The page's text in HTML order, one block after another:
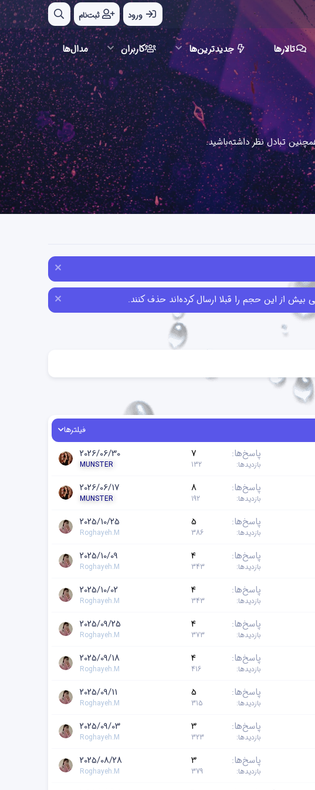
ورود ثبت‌نام
تالارها جدیدترین‌ها کاربران مدال‌ها
تبادل نظر داشته‌باشید.
فیلترها
پاسخ‌ها 7
بازدیدها 132
2026/06/30
MUNSTER
پاسخ‌ها 8
بازدیدها 192
2026/06/17
MUNSTER
پاسخ‌ها 5
بازدیدها 386
2025/10/25
Roghayeh.M
پاسخ‌ها 4
بازدیدها 343
2025/10/09
Roghayeh.M
پاسخ‌ها 4
بازدیدها 343
2025/10/02
Roghayeh.M
پاسخ‌ها 4
بازدیدها 373
2025/09/25
Roghayeh.M
پاسخ‌ها 4
بازدیدها 416
2025/09/18
Roghayeh.M
پاسخ‌ها 5
بازدیدها 315
2025/09/11
Roghayeh.M
پاسخ‌ها 3
بازدیدها 323
2025/09/03
Roghayeh.M
پاسخ‌ها 3
بازدیدها 379
2025/08/28
Roghayeh.M